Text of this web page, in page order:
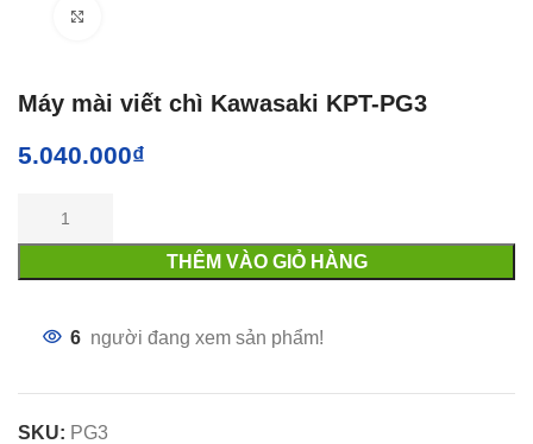
Máy mài viết chì Kawasaki KPT-PG3
5.040.000₫
THÊM VÀO GIỎ HÀNG
6 người đang xem sản phẩm!
SKU: PG3